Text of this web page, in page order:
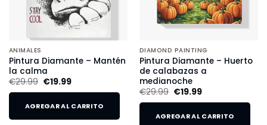
ANIMALES
Pintura Diamante – Mantén
la calma
€29.99 €19.99
AGREGAR AL CARRITO
DIAMOND PAINTING
Pintura Diamante – Huerto
de calabazas a
medianoche
€29.99 €19.99
AGREGAR AL CARRITO